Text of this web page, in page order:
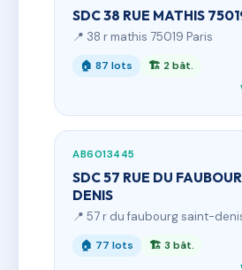
SDC 38 RUE MATHIS
📍 38 r mathis 75019 Paris
🏠 87 lots 🏗 2 bât.
AB6013445
SDC 57 RUE DU
DENIS
📍 57 r du faubourg saint-
🏠 77 lots 🏗 3 bât.